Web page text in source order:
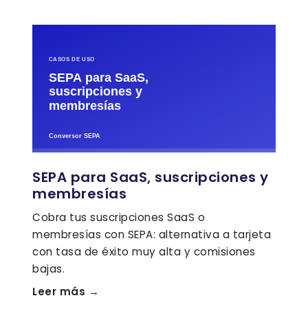
SEPA para SaaS, suscripciones y
membresías
Cobra tus suscripciones SaaS o
membresías con SEPA: alternativa a tarjeta
con tasa de éxito muy alta y comisiones
bajas.
Leer más →